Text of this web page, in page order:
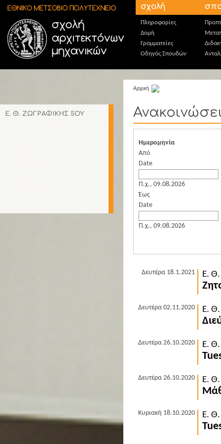
Παράκαμψη προς το κυρίως περιεχόμενο σχολή
Πληροφορίες
Δομή
Γραμματείες
Οδηγός Σπουδών
Ε. Θ. ΖΩΓΡΑΦΙΚΗΣ 5ΟΥ
Αρχική
Ημερομηνία
Από
Date
Π.χ., 09.08.2026
Έως
Date
Π.χ., 09.08.2026
Δευτέρα 18.1.2021 Ε.
Δευτέρα 02.11.2020 Ε.
Δευτέρα 26.10.2020 Ε.
Δευτέρα 26.10.2020 Ε.
Κυριακή 18.10.2020 Ε.